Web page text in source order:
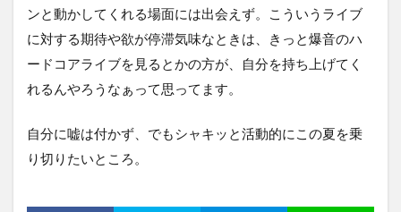
ンと動かしてくれる場面には出会えず。こういうライブ
に対する期待や欲が停滞気味なときは、きっと爆音のハ
ードコアライブを見るとかの方が、自分を持ち上げてく
れるんやろうなぁって思ってます。
自分に嘘は付かず、でもシャキッと活動的にこの夏を乗
り切りたいところ。